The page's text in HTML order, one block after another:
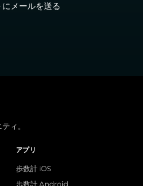
メールを送る
ィ。
アプリ
歩数計 iOS
歩数計 Android